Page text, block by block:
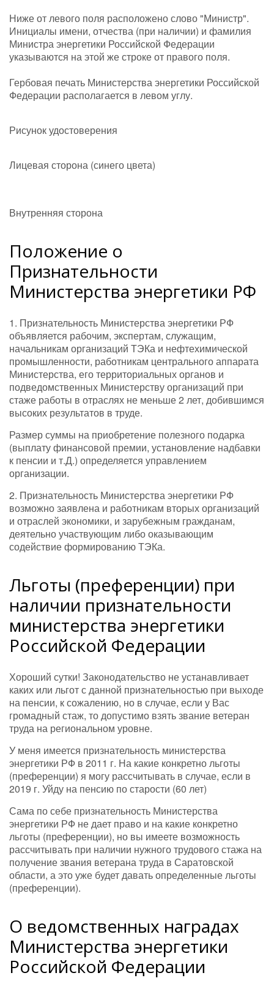
Ниже от левого поля расположено слово "Министр".
Инициалы имени, отчества (при наличии) и фамилия
Министра энергетики Российской Федерации
указываются на этой же строке от правого поля.
Гербовая печать Министерства энергетики Российской
Федерации располагается в левом углу.
Рисунок удостоверения
Лицевая сторона (синего цвета)
Внутренняя сторона
Положение о
Признательности
Министерства энергетики РФ
1. Признательность Министерства энергетики РФ
объявляется рабочим, экспертам, служащим,
начальникам организаций ТЭКа и нефтехимической
промышленности, работникам центрального аппарата
Министерства, его территориальных органов и
подведомственных Министерству организаций при
стаже работы в отраслях не меньше 2 лет, добившимся
высоких результатов в труде.
Размер суммы на приобретение полезного подарка
(выплату финансовой премии, установление надбавки
к пенсии и т.Д.) определяется управлением
организации.
2. Признательность Министерства энергетики РФ
возможно заявлена и работникам вторых организаций
и отраслей экономики, и зарубежным гражданам,
деятельно участвующим либо оказывающим
содействие формированию ТЭКа.
Льготы (преференции) при
наличии признательности
министерства энергетики
Российской Федерации
Хороший сутки! Законодательство не устанавливает
каких или льгот с данной признательностью при выходе
на пенсии, к сожалению, но в случае, если у Вас
громадный стаж, то допустимо взять звание ветеран
труда на региональном уровне.
У меня имеется признательность министерства
энергетики РФ в 2011 г. На какие конкретно льготы
(преференции) я могу рассчитывать в случае, если в
2019 г. Уйду на пенсию по старости (60 лет)
Сама по себе признательность Министерства
энергетики РФ не дает право и на какие конкретно
льготы (преференции), но вы имеете возможность
рассчитывать при наличии нужного трудового стажа на
получение звания ветерана труда в Саратовской
области, а это уже будет давать определенные льготы
(преференции).
О ведомственных наградах
Министерства энергетики
Российской Федерации